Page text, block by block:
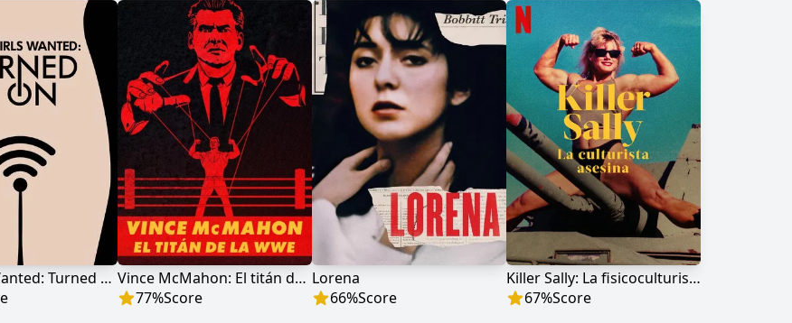
Hot Girls Wanted: Turned On
Vince McMahon: El titán de la WWE
77%Score
Lorena
66%Score
Killer Sally: La fisicoculturista asesina
67%Score